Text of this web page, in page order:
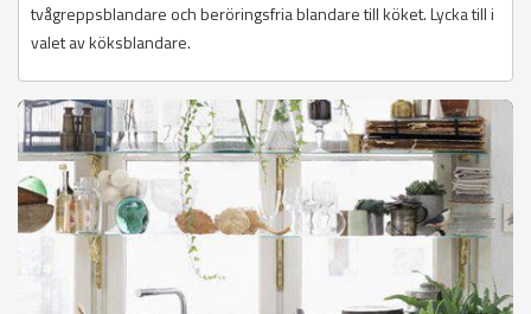
tvågreppsblandare och beröringsfria blandare till köket. Lycka till i
valet av köksblandare.